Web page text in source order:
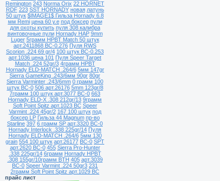
Remington 243 Norma Orix 22 HORNET
RDF 223 SST HORNADY новая латунь
50 штук $IMAGE1$ Гильза Hornady 6.8
мм Remi цена 60 у.е под боксер пули
для охоты купить пуля 308 калибра
винтовочные пули Hornady HAP 9mm
Luger 5грамм HPBT Match 50 штук
арт.2411868 ВС-0.276 Пуля RWS
Scorion .224 69 gr/4 100 штук ВС-0.253
арт.1036 цена 101 Пуля Speer Target
Match .224 52gr/3 4грамм HPBT
Hornady ELD-MATCH .264/6 5мм 147gr
Sierra GameKing .243/6мм 90gr 80gr
Sierra Varminter .243/6mm 0 грамм 100
штук ВС-0 506 арт.26176 5mm 123gr/8
7грамм 100 штук арт.3077 ВС-0 663
Hornady ELD-X .308 212gr/13 9грамм
Soft Point Spitz арт.1023 ВС Speer
Varmint .224 45gr/2 167 100 штук под
боксер LP Гильза 44 Magnum пр-во
Starline 397 6 грамм SP арт.3320 ВС-0
Hornady Interlock .338 225gr/14 Пуля
Hornady ELD-MATCH .264/6 5мм 130
grain 554 100 штук арт.26177 ВС-0 SPT
арт.2620 ВС-0 455 Sierra Pro-Hunter
.338 225gr/14 6грамм Hornady HPBT
.308 155gr/10грамм BTH 405 арт.3039
ВС-0 Speer Varmint .224 50gr3 231
2грамм Soft Point Spitz арт.1029 ВС
прайс лист